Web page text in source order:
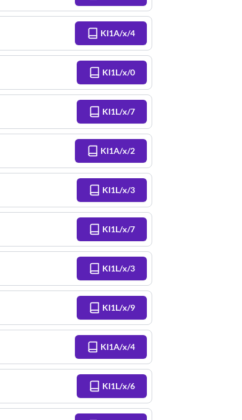
KI1A/x/4
KI1L/x/0
KI1L/x/7
KI1A/x/2
KI1L/x/3
KI1L/x/7
KI1L/x/3
KI1L/x/9
KI1A/x/4
KI1L/x/6